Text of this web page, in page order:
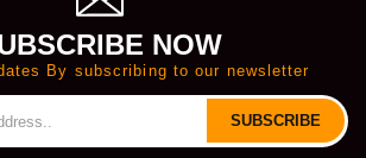
NOW
By subscribing to our newsletter
SUBSCRIBE